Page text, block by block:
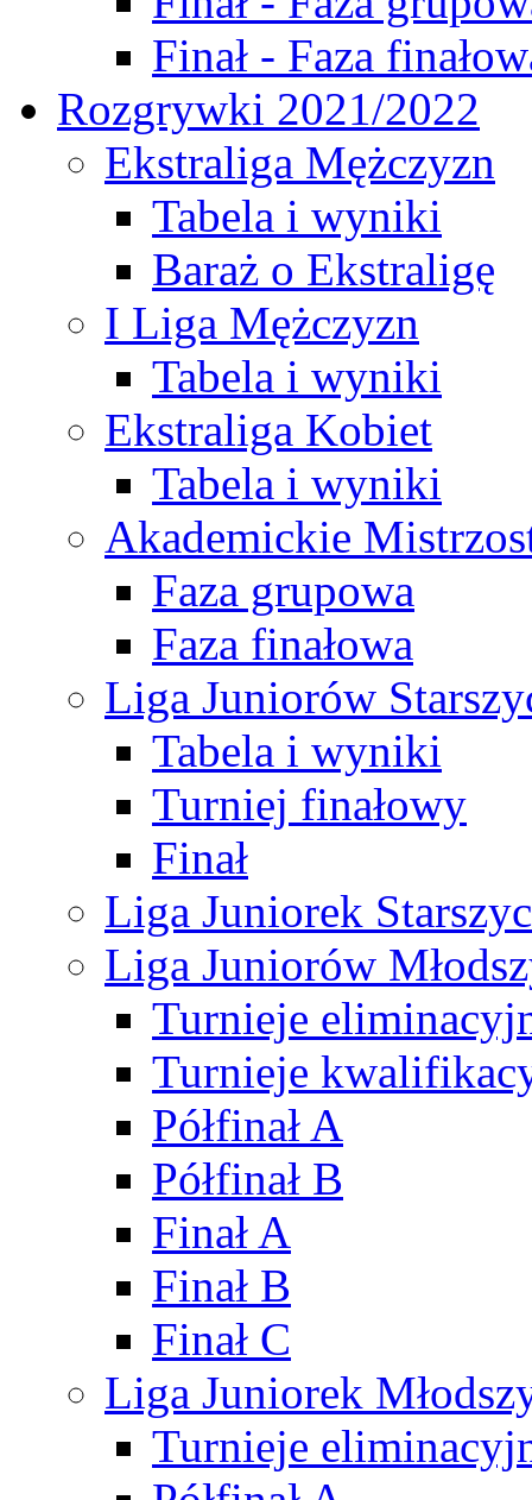
Finał - Faza
Rozgrywki 2021/2022
Ekstraliga Mężczyzn
Tabela i wyniki
Baraż o Ekstraligę
I Liga Mężczyzn
Tabela i wyniki
Ekstraliga Kobiet
Tabela i wyniki
Akademickie
Faza grupowa
Faza finałowa
Liga Juniorów
Tabela i wyniki
Turniej finałowy
Finał
Liga Juniorek
Liga Juniorów
Turnieje
Turnieje
Półfinał A
Półfinał B
Finał A
Finał B
Finał C
Liga Juniorek
Turnieje